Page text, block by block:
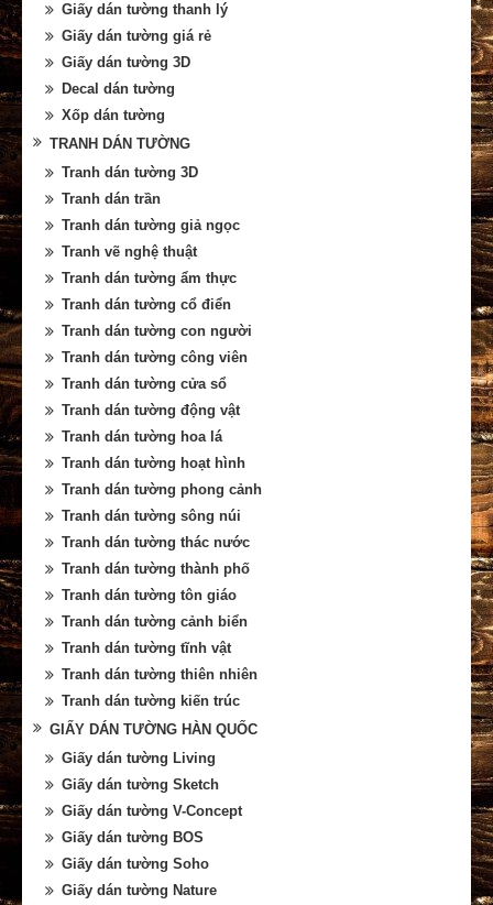
Giấy dán tường thanh lý
Giấy dán tường giá rẻ
Giấy dán tường 3D
Decal dán tường
Xốp dán tường
TRANH DÁN TƯỜNG
Tranh dán tường 3D
Tranh dán trần
Tranh dán tường giả ngọc
Tranh vẽ nghệ thuật
Tranh dán tường ẩm thực
Tranh dán tường cổ điển
Tranh dán tường con người
Tranh dán tường công viên
Tranh dán tường cửa sổ
Tranh dán tường động vật
Tranh dán tường hoa lá
Tranh dán tường hoạt hình
Tranh dán tường phong cảnh
Tranh dán tường sông núi
Tranh dán tường thác nước
Tranh dán tường thành phố
Tranh dán tường tôn giáo
Tranh dán tường cảnh biển
Tranh dán tường tĩnh vật
Tranh dán tường thiên nhiên
Tranh dán tường kiến trúc
GIẤY DÁN TƯỜNG HÀN QUỐC
Giấy dán tường Living
Giấy dán tường Sketch
Giấy dán tường V-Concept
Giấy dán tường BOS
Giấy dán tường Soho
Giấy dán tường Nature